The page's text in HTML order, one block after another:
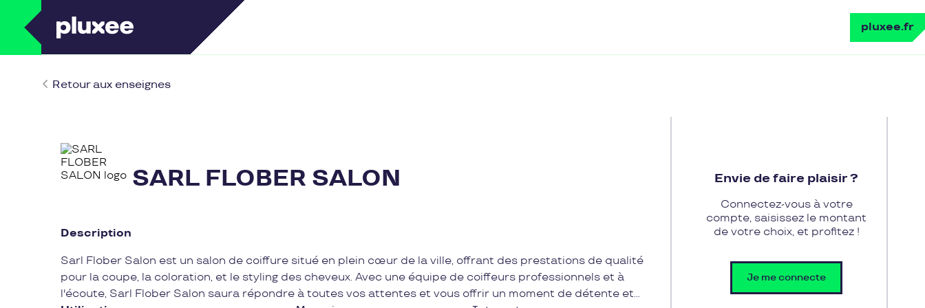
pluxee.fr
Retour aux enseignes
SARL FLOBER SALON
Description
Sarl Flober Salon est un salon de coiffure situé en plein cœur de la ville, offrant des prestations de qualité
pour la coupe, la coloration, et le styling des cheveux. Avec une équipe de coiffeurs professionnels et à
l'écoute, Sarl Flober Salon saura répondre à toutes vos attentes et vous offrir un moment de détente et
Envie de faire plaisir ?
Connectez-vous à votre
compte, saisissez le montant
de votre choix, et profitez !
Je me connecte